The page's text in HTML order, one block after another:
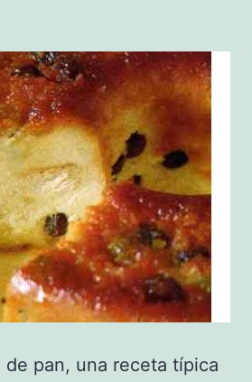
de pan, una receta típica